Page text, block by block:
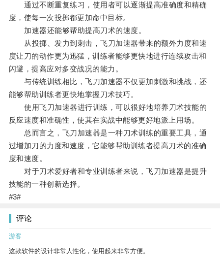
通过不断重复练习，使用者可以逐渐提高准确度和精确
度，使每一次投掷都更加命中目标。
加速器还能够帮助提高刀术的速度。
从投掷、发力到刺击，飞刀加速器带来的额外力度和速
度让刀的动作更为迅猛，训练者能够更快地进行连续攻击和
闪避，提高应对多变战况的能力。
与传统训练相比，飞刀加速器不仅更加刺激和挑战，还
能够帮助训练者更快地掌握刀术技巧。
使用飞刀加速器进行训练，可以很好地培养刀术技能的
反应速度和准确性，使其在实战中能够更好地派上用场。
总而言之，飞刀加速器是一种刀术训练的重要工具，通
过增加刀的力度和速度，它能够帮助训练者提高刀术的准确
度和速度。
对于刀术爱好者和专业训练者来说，飞刀加速器是提升
技能的一种创新选择。
#3#
评论
游客
这款软件的设计非常人性化，使用起来非常方便。